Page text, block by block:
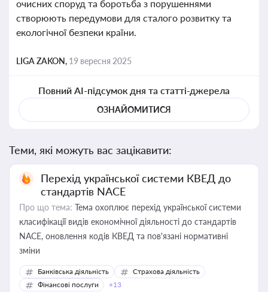
очисних споруд та боротьба з порушеннями
створюють передумови для сталого розвитку та
екологічної безпеки країни.
LIGA ZAKON, 19 вересня 2025
Повний AI-підсумок дня та статті-джерела
ОЗНАЙОМИТИСЯ
Теми, які можуть вас зацікавити:
Перехід української системи КВЕД до
стандартів NACE
Про що тема: Тема охоплює перехід української системи
класифікації видів економічної діяльності до стандартів
NACE, оновлення кодів КВЕД та пов'язані нормативні
зміни
Банківська діяльність
Страхова діяльність
Фінансові послуги
+13